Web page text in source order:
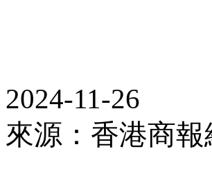
2024-11-26
來源：香港商報